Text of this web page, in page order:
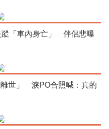
蹤「車內身亡」 伴侶悲曝
世」 淚PO合照喊：真的